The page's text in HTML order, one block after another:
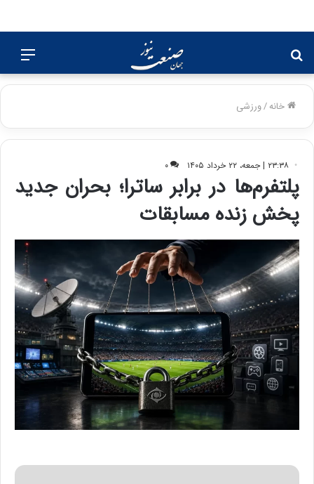
برای
خانه/ورزشی
۲۳:۳۸ | جمعه، ۲۲ خرداد ۱۴۰۵ ۰
پلتفرم‌ها در برابر ساترا؛ بحران جدید
پخش زنده مسابقات